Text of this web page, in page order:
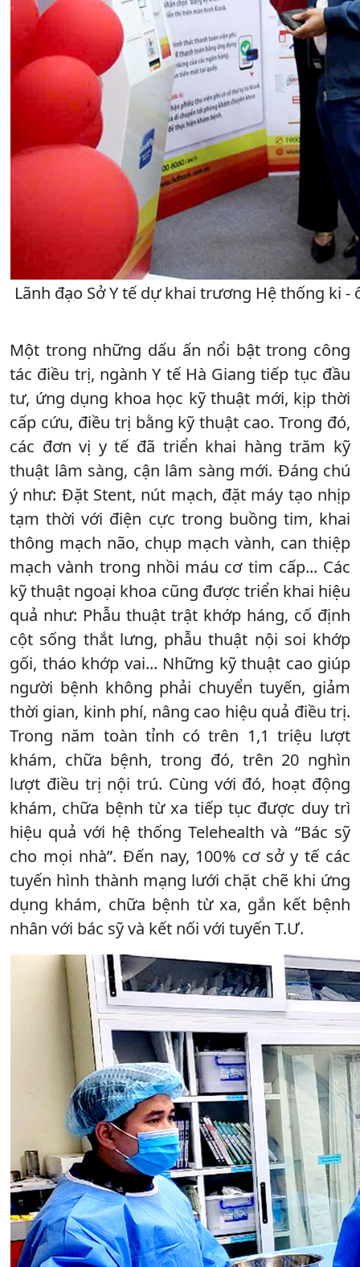
Lãnh đạo Sở Y tế dự khai trương Hệ thống ki
Một trong những dấu ấn nổi bật trong công
tác điều trị, ngành Y tế Hà Giang tiếp tục đầu
tư, ứng dụng khoa học kỹ thuật mới, kịp thời
cấp cứu, điều trị bằng kỹ thuật cao. Trong đó,
các đơn vị y tế đã triển khai hàng trăm kỹ
thuật lâm sàng, cận lâm sàng mới. Đáng chú
ý như: Đặt Stent, nút mạch, đặt máy tạo nhịp
tạm thời với điện cực trong buồng tim, khai
thông mạch não, chụp mạch vành, can thiệp
mạch vành trong nhồi máu cơ tim cấp... Các
kỹ thuật ngoại khoa cũng được triển khai hiệu
quả như: Phẫu thuật trật khớp háng, cố định
cột sống thắt lưng, phẫu thuật nội soi khớp
gối, tháo khớp vai... Những kỹ thuật cao giúp
người bệnh không phải chuyển tuyến, giảm
thời gian, kinh phí, nâng cao hiệu quả điều trị.
Trong năm toàn tỉnh có trên 1,1 triệu lượt
khám, chữa bệnh, trong đó, trên 20 nghìn
lượt điều trị nội trú. Cùng với đó, hoạt động
khám, chữa bệnh từ xa tiếp tục được duy trì
hiệu quả với hệ thống Telehealth và “Bác sỹ
cho mọi nhà”. Đến nay, 100% cơ sở y tế các
tuyến hình thành mạng lưới chặt chẽ khi ứng
dụng khám, chữa bệnh từ xa, gắn kết bệnh
nhân với bác sỹ và kết nối với tuyến T.Ư.